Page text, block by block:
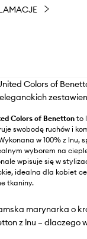
Colors of
Colors of Benetton to
swobodę ruchów i
w 100% z lnu,
wyborem na
wpisuje się w
idealna dla kobiet
tkaniny.
marynarka o
z lnu – dlaczego